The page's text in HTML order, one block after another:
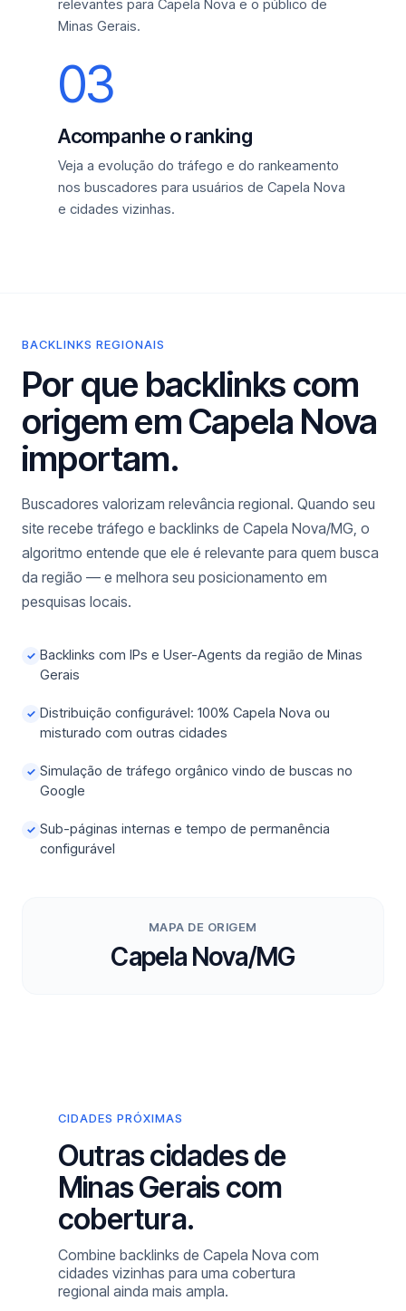
relevantes para Capela Nova e o público de
Minas Gerais.
03
Acompanhe o ranking
Veja a evolução do tráfego e do rankeamento
nos buscadores para usuários de Capela Nova
e cidades vizinhas.
BACKLINKS REGIONAIS
Por que backlinks com
origem em Capela Nova
importam.
Buscadores valorizam relevância regional. Quando seu
site recebe tráfego e backlinks de Capela Nova/MG, o
algoritmo entende que ele é relevante para quem busca
da região — e melhora seu posicionamento em
pesquisas locais.
✓ Backlinks com IPs e User-Agents da região de Minas
Gerais
✓ Distribuição configurável: 100% Capela Nova ou
misturado com outras cidades
✓ Simulação de tráfego orgânico vindo de buscas no
Google
✓ Sub-páginas internas e tempo de permanência
configurável
MAPA DE ORIGEM
Capela Nova/MG
CIDADES PRÓXIMAS
Outras cidades de
Minas Gerais com
cobertura.
Combine backlinks de Capela Nova com
cidades vizinhas para uma cobertura
regional ainda mais ampla.